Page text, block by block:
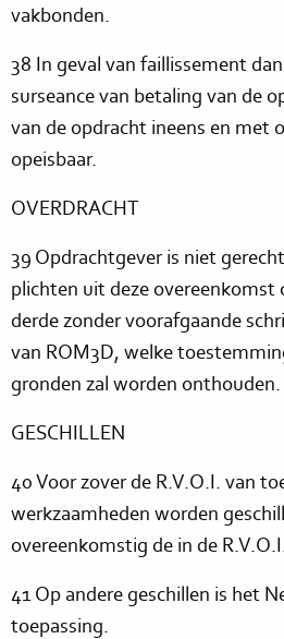
vakbonden.
38 In geval van faillissement
surseance van betaling van de
van de opdracht ineens en met
opeisbaar.
OVERDRACHT
39 Opdrachtgever is niet
plichten uit deze overeenkomst
derde zonder voorafgaande
van ROM3D, welke
gronden zal worden onthouden.
GESCHILLEN
40 Voor zover de R.V.O.I. van
werkzaamheden worden
overeenkomstig de in de
41 Op andere geschillen is het
toepassing.